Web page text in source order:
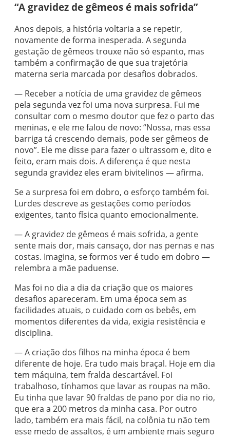
“A gravidez de gêmeos é mais sofrida”
Anos depois, a história voltaria a se repetir,
novamente de forma inesperada. A segunda
gestação de gêmeos trouxe não só espanto, mas
também a confirmação de que sua trajetória
materna seria marcada por desafios dobrados.
— Receber a notícia de uma gravidez de gêmeos
pela segunda vez foi uma nova surpresa. Fui me
consultar com o mesmo doutor que fez o parto das
meninas, e ele me falou de novo: “Nossa, mas essa
barriga tá crescendo demais, pode ser gêmeos de
novo”. Ele me disse para fazer o ultrassom e, dito e
feito, eram mais dois. A diferença é que nesta
segunda gravidez eles eram bivitelinos — afirma.
Se a surpresa foi em dobro, o esforço também foi.
Lurdes descreve as gestações como períodos
exigentes, tanto física quanto emocionalmente.
— A gravidez de gêmeos é mais sofrida, a gente
sente mais dor, mais cansaço, dor nas pernas e nas
costas. Imagina, se formos ver é tudo em dobro —
relembra a mãe paduense.
Mas foi no dia a dia da criação que os maiores
desafios apareceram. Em uma época sem as
facilidades atuais, o cuidado com os bebês, em
momentos diferentes da vida, exigia resistência e
disciplina.
— A criação dos filhos na minha época é bem
diferente de hoje. Era tudo mais braçal. Hoje em dia
tem máquina, tem fralda descartável. Foi
trabalhoso, tínhamos que lavar as roupas na mão.
Eu tinha que lavar 90 fraldas de pano por dia no rio,
que era a 200 metros da minha casa. Por outro
lado, também era mais fácil, na colônia tu não tem
esse medo de assaltos, é um ambiente mais seguro